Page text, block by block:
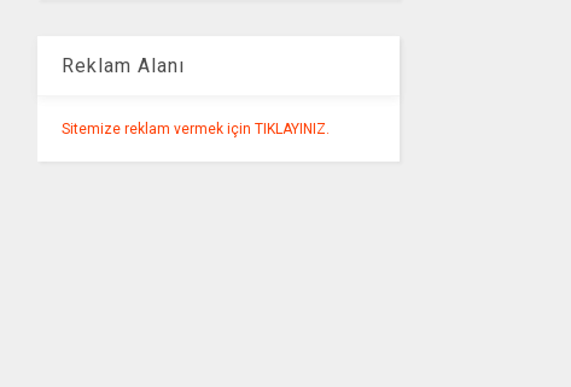
Reklam Alanı
Sitemize reklam vermek için TIKLAYINIZ.